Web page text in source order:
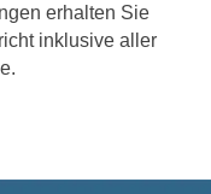
erhalten Sie
inklusive aller